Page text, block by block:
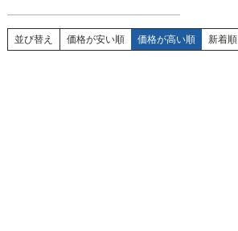
並び替え 価格が安い順 価格が高い順 新着順